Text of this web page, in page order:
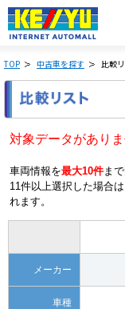
TOP 中古車を探す 比較
対象データがありま
車両情報を最大10件ま
11件以上選択した場合
れます。
メーカー
車種